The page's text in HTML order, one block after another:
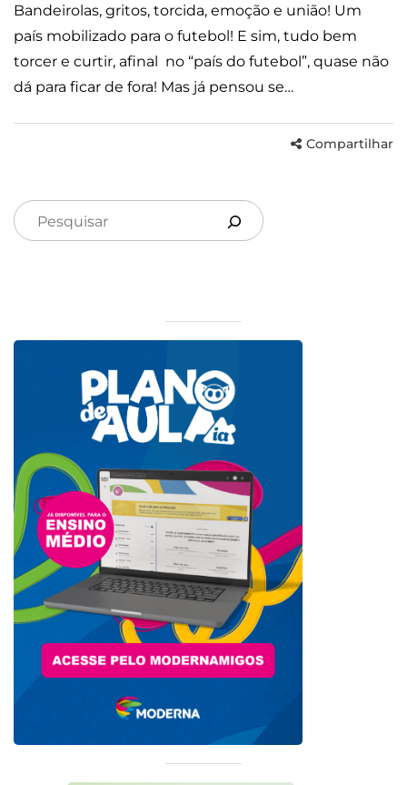
Bandeirolas, gritos, torcida, emoção e união! Um
país mobilizado para o futebol! E sim, tudo bem
torcer e curtir, afinal no “país do futebol”, quase não
dá para ficar de fora! Mas já pensou se…
Compartilhar